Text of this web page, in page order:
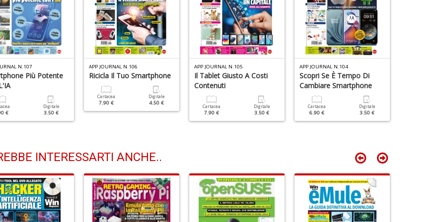
N.107
Più Potente
€
Digitale
3.50 €
APP JOURNAL N.106
Ricicla Il Tuo Smartphone
Cartacea
7.90 €
Digitale
4.50 €
APP JOURNAL N.105
Il Tablet Giusto A Costi
Contenuti
Cartacea
7.90 €
Digitale
3.50 €
APP JOURNAL N.104
Scopri Se È Tempo Di
Cambiare Smartphone
Cartacea
6.90 €
Digitale
3.50 €
INTERESSARTI ANCHE..